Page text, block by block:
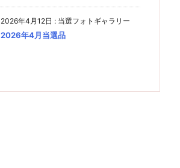
2026年4月12日 : 当選フォトギャラリー
2026年4月当選品